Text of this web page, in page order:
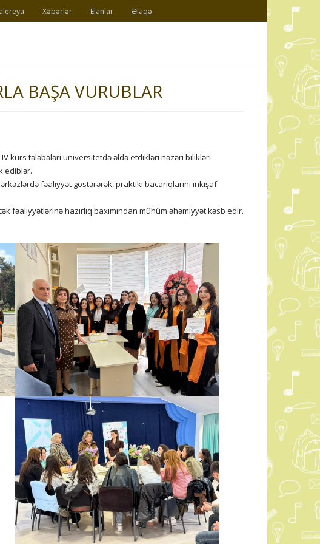
Xəbərlər Elanlar Əlaqə
BAŞA VURUBLAR
kurs tələbələri universitetdə əldə etdikləri nəzəri bilikləri
ediblər.
fəaliyyət göstərərək, praktiki bacarıqlarını inkişaf
fəaliyyətlərinə hazırlıq baxımından mühüm əhəmiyyət kəsb edir.